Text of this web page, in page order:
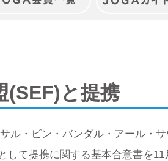
(SEF)と提携
ル・ビン・バンダル・アール・
て提携に関する基本合意書を11